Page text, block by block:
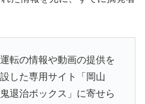
転の情報や動画の提供を
した専用サイト「岡山
治ボックス」に寄せら